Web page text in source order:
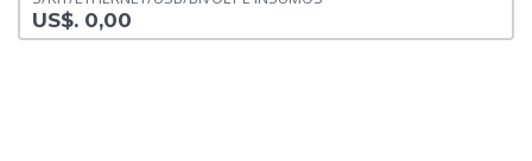
US$. 0,00